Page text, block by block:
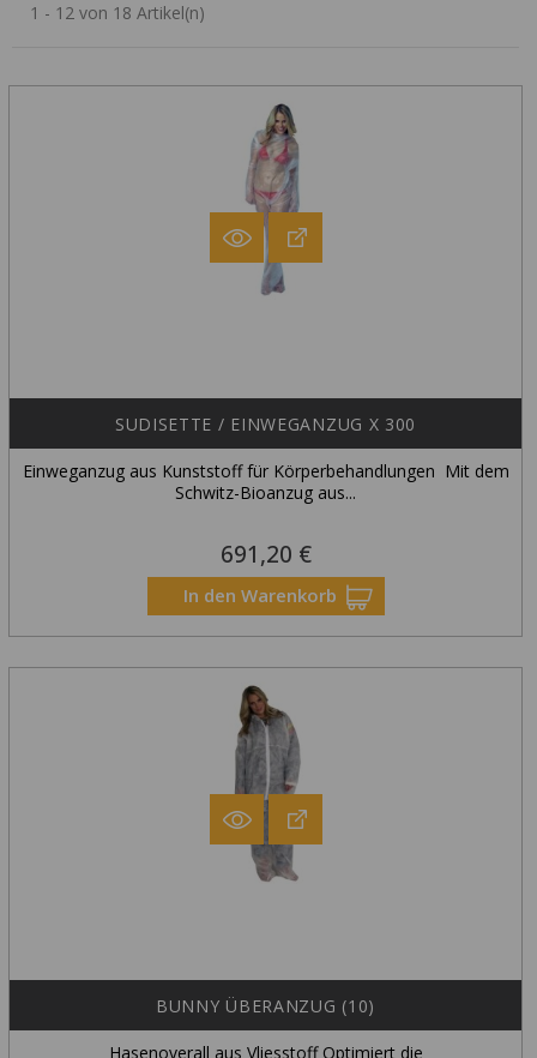
1 - 12 von 18 Artikel(n)
SUDISETTE / EINWEGANZUG X 300
Einweganzug aus Kunststoff für Körperbehandlungen Mit dem
Schwitz-Bioanzug aus...
Preis
691,20 €
In den Warenkorb
BUNNY ÜBERANZUG (10)
Hasenoverall aus Vliesstoff Optimiert die